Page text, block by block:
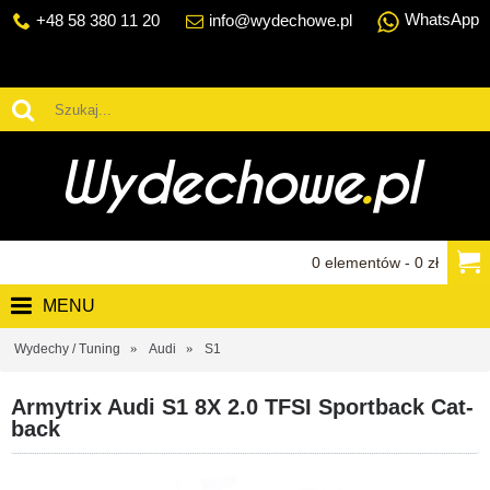
+48 58 380 11 20 info@wydechowe.pl WhatsApp
0 elementów - 0 zł
MENU
Wydechy / Tuning Audi S1
Armytrix Audi S1 8X 2.0 TFSI Sportback Cat-
back